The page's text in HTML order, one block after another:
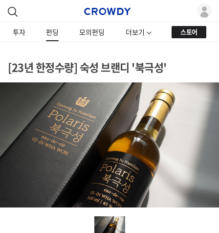
투자 펀딩 모의펀딩 더보기 스토어
[23년 한정수량] 숙성 브랜디 '북극성'